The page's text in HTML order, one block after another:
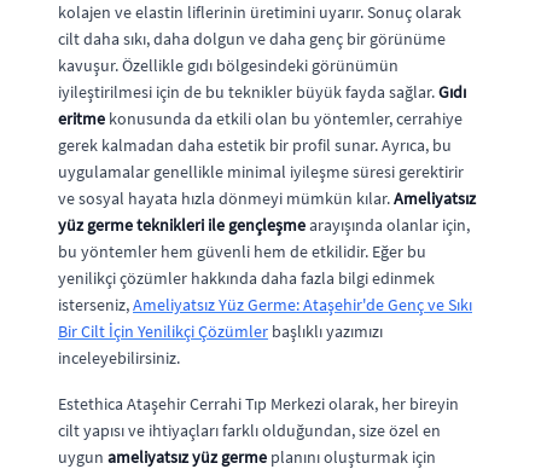
kolajen ve elastin liflerinin üretimini uyarır. Sonuç olarak
cilt daha sıkı, daha dolgun ve daha genç bir görünüme
kavuşur. Özellikle gıdı bölgesindeki görünümün
iyileştirilmesi için de bu teknikler büyük fayda sağlar.Gıdı
eritme konusunda da etkili olan bu yöntemler, cerrahiye
gerek kalmadan daha estetik bir profil sunar. Ayrıca, bu
uygulamalar genellikle minimal iyileşme süresi gerektirir
ve sosyal hayata hızla dönmeyi mümkün kılar.Ameliyatsız
yüz germe teknikleri ile gençleşmearayışında olanlar için,
bu yöntemler hem güvenli hem de etkilidir. Eğer bu
yenilikçi çözümler hakkında daha fazla bilgi edinmek
isterseniz,Ameliyatsız Yüz Germe: Ataşehir'de Genç ve Sıkı
Bir Cilt İçin Yenilikçi Çözümler başlıklı yazımızı
inceleyebilirsiniz.
Estethica Ataşehir Cerrahi Tıp Merkezi olarak, her bireyin
cilt yapısı ve ihtiyaçları farklı olduğundan, size özel en
uygun ameliyatsız yüz germe planını oluşturmak için